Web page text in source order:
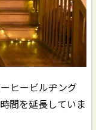
ヒービルヂング
間を延長していま